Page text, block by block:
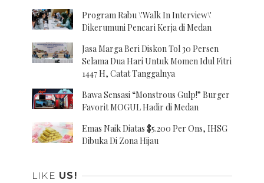
Program Rabu \'Walk In Interview\'
Dikerumuni Pencari Kerja di Medan
Jasa Marga Beri Diskon Tol 30 Persen
Selama Dua Hari Untuk Momen Idul Fitri
1447 H, Catat Tanggalnya
Bawa Sensasi “Monstrous Gulp!” Burger
Favorit MOGUL Hadir di Medan
Emas Naik Diatas $5.200 Per Ons, IHSG
Dibuka Di Zona Hijau
LIKE US!